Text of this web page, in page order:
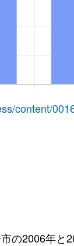
content/
の2006年と